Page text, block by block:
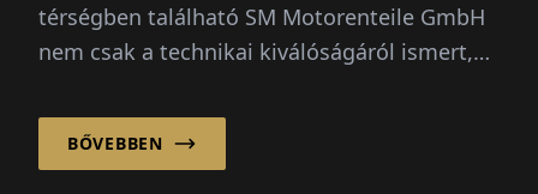
térségben található SM Motorenteile GmbH
nem csak a technikai kiválóságáról ismert,
BŐVEBBEN